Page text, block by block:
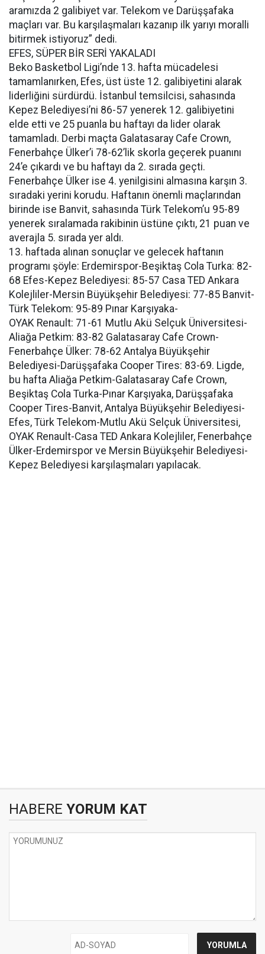
aramızda 2 galibiyet var. Telekom ve Darüşşafaka
maçları var. Bu karşılaşmaları kazanıp ilk yarıyı moralli
bitirmek istiyoruz” dedi.
EFES, SÜPER BİR SERİ YAKALADI
Beko Basketbol Ligi’nde 13. hafta mücadelesi
tamamlanırken, Efes, üst üste 12. galibiyetini alarak
liderliğini sürdürdü. İstanbul temsilcisi, sahasında
Kepez Belediyesi’ni 86-57 yenerek 12. galibiyetini
elde etti ve 25 puanla bu haftayı da lider olarak
tamamladı. Derbi maçta Galatasaray Cafe Crown,
Fenerbahçe Ülker’i 78-62’lik skorla geçerek puanını
24’e çıkardı ve bu haftayı da 2. sırada geçti.
Fenerbahçe Ülker ise 4. yenilgisini almasına karşın 3.
sıradaki yerini korudu. Haftanın önemli maçlarından
birinde ise Banvit, sahasında Türk Telekom’u 95-89
yenerek sıralamada rakibinin üstüne çıktı, 21 puan ve
averajla 5. sırada yer aldı.
13. haftada alınan sonuçlar ve gelecek haftanın
programı şöyle: Erdemirspor-Beşiktaş Cola Turka: 82-
68 Efes-Kepez Belediyesi: 85-57 Casa TED Ankara
Kolejliler-Mersin Büyükşehir Belediyesi: 77-85 Banvit-
Türk Telekom: 95-89 Pınar Karşıyaka-
OYAK Renault: 71-61 Mutlu Akü Selçuk Üniversitesi-
Aliağa Petkim: 83-82 Galatasaray Cafe Crown-
Fenerbahçe Ülker: 78-62 Antalya Büyükşehir
Belediyesi-Darüşşafaka Cooper Tires: 83-69. Ligde,
bu hafta Aliağa Petkim-Galatasaray Cafe Crown,
Beşiktaş Cola Turka-Pınar Karşıyaka, Darüşşafaka
Cooper Tires-Banvit, Antalya Büyükşehir Belediyesi-
Efes, Türk Telekom-Mutlu Akü Selçuk Üniversitesi,
OYAK Renault-Casa TED Ankara Kolejliler, Fenerbahçe
Ülker-Erdemirspor ve Mersin Büyükşehir Belediyesi-
Kepez Belediyesi karşılaşmaları yapılacak.
HABERE YORUM KAT